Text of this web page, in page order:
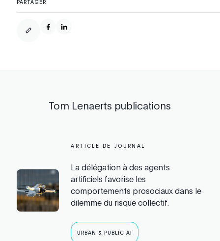
PARTAGER
Tom Lenaerts publications
ARTICLE DE JOURNAL
La délégation à des agents
artificiels favorise les
comportements prosociaux dans le
dilemme du risque collectif.
URBAN & PUBLIC AI